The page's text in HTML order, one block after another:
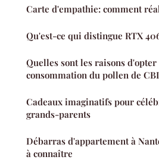
Carte d'empathie: comment
Qu'est-ce qui distingue RTX
Quelles sont les raisons
consommation du pollen de
Cadeaux imaginatifs pour
grands-parents
Débarras d'appartement à
à connaître